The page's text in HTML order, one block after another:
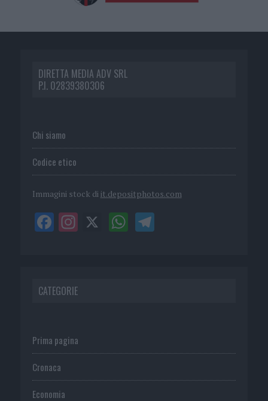
DIRETTA MEDIA ADV SRL
P.I. 02839380306
Chi siamo
Codice etico
Immagini stock di it.depositphotos.com
CATEGORIE
Prima pagina
Cronaca
Economia